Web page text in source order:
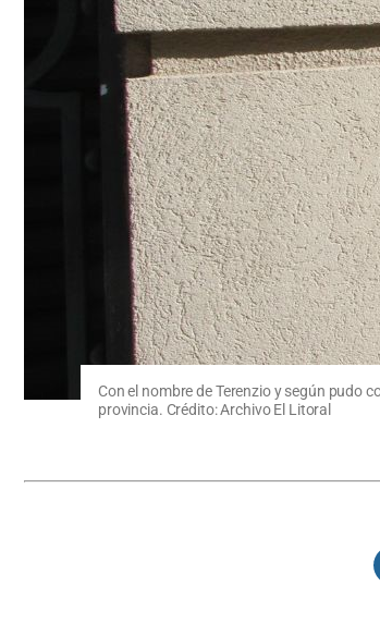
Con el nombre de Terenzio y según pudo
provincia. Crédito: Archivo El Litoral